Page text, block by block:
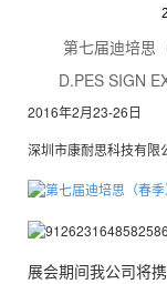
第七届迪培思
D.PES SIGN
2016年2月23-26日
深圳市康耐思科技有
展会期间我公司将